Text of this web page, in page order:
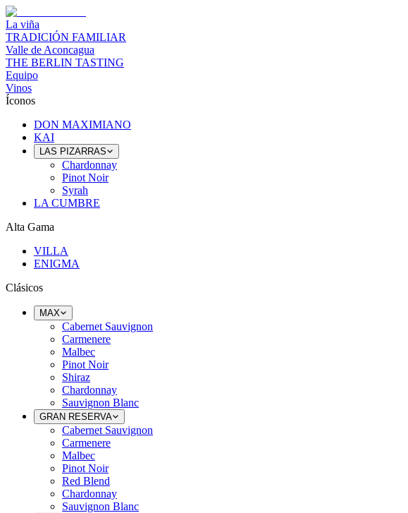
La viña
TRADICIÓN FAMILIAR
Valle de Aconcagua
THE BERLIN TASTING
Equipo
Vinos
Íconos
DON MAXIMIANO
KAI
LAS PIZARRAS
Chardonnay
Pinot Noir
Syrah
LA CUMBRE
Alta Gama
VILLA
ENIGMA
Clásicos
MAX
Cabernet Sauvignon
Carmenere
Malbec
Pinot Noir
Shiraz
Chardonnay
Sauvignon Blanc
GRAN RESERVA
Cabernet Sauvignon
Carmenere
Malbec
Pinot Noir
Red Blend
Chardonnay
Sauvignon Blanc